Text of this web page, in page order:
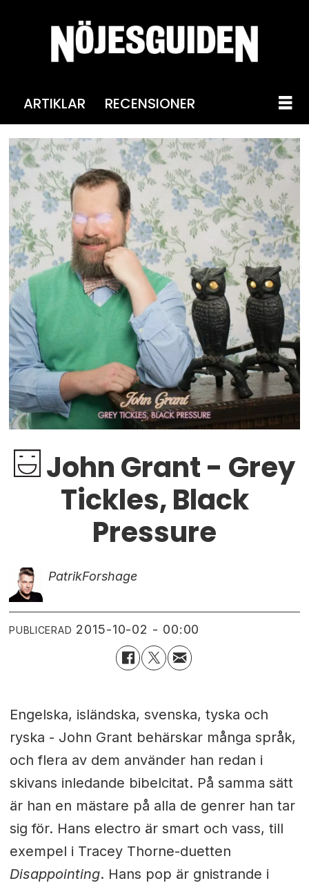
ARTIKLAR RECENSIONER
John Grant - Grey
Tickles, Black
Pressure
PatrikForshage
PUBLICERAD 2015-10-02 - 00:00
Engelska, isländska, svenska, tyska och
ryska - John Grant behärskar många språk,
och flera av dem använder han redan i
skivans inledande bibelcitat. På samma sätt
är han en mästare på alla de genrer han tar
sig för. Hans electro är smart och vass, till
exempel i Tracey Thorne-duetten
Disappointing. Hans pop är gnistrande i